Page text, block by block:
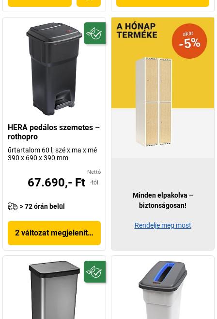
HERA pedálos szemetes –
rothopro
űrtartalom 60 l, szé x ma x mé
390 x 690 x 390 mm
Nettó
67.690,- Ft -tól
> 72 órán belül
2 változat megjelenítése
Minden elpakolva –
biztonságosan!
Rendelje meg most